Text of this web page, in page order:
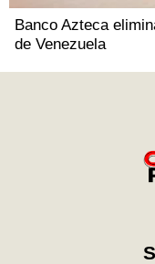
Banco Azteca
de Venezuela